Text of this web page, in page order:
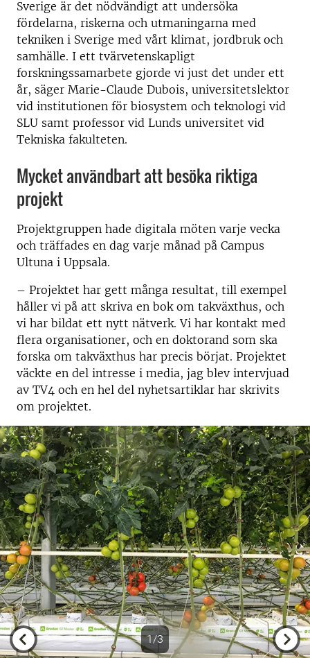
Sverige är det nödvändigt att undersöka
fördelarna, riskerna och utmaningarna med
tekniken i Sverige med vårt klimat, jordbruk och
samhälle. I ett tvärvetenskapligt
forskningssamarbete gjorde vi just det under ett
år, säger Marie-Claude Dubois, universitetslektor
vid institutionen för biosystem och teknologi vid
SLU samt professor vid Lunds universitet vid
Tekniska fakulteten.
Mycket användbart att besöka riktiga
projekt
Projektgruppen hade digitala möten varje vecka
och träffades en dag varje månad på Campus
Ultuna i Uppsala.
– Projektet har gett många resultat, till exempel
håller vi på att skriva en bok om takväxthus, och
vi har bildat ett nytt nätverk. Vi har kontakt med
flera organisationer, och en doktorand som ska
forska om takväxthus har precis börjat. Projektet
väckte en del intresse i media, jag blev intervjuad
av TV4 och en hel del nyhetsartiklar har skrivits
om projektet.
1/3